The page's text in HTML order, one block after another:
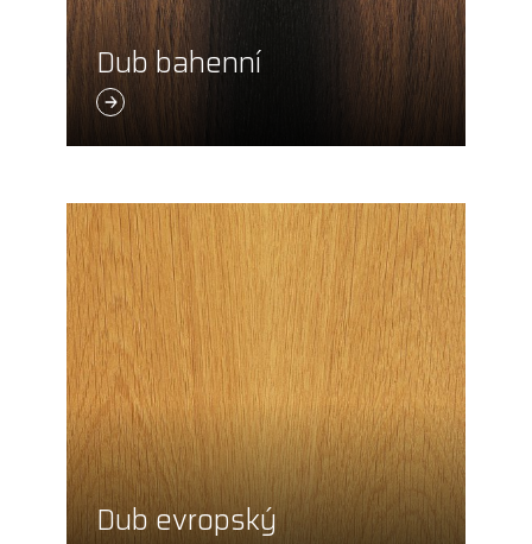
Dub bahenní
Dub evropský